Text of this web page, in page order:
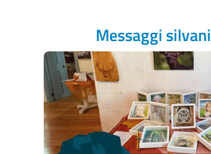
Messaggi silvani